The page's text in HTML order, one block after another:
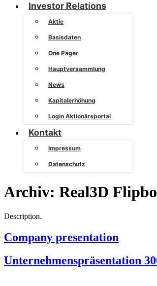
Investor Relations
Aktie
Basisdaten
One Pager
Hauptversammlung
News
Kapitalerhöhung
Login Aktionärsportal
Kontakt
Impressum
Datenschutz
Archiv: Real3D
Description.
Company presentation
Unternehmenspräsentation